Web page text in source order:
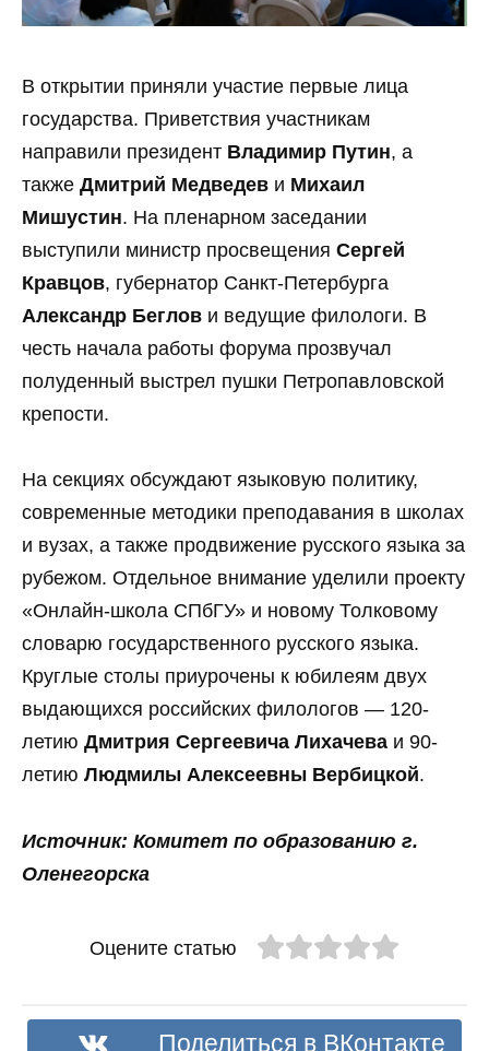
В открытии приняли участие первые лица
государства. Приветствия участникам
направили президент Владимир Путин, а
также Дмитрий Медведев и Михаил
Мишустин. На пленарном заседании
выступили министр просвещения Сергей
Кравцов, губернатор Санкт-Петербурга
Александр Беглов и ведущие филологи. В
честь начала работы форума прозвучал
полуденный выстрел пушки Петропавловской
крепости.
На секциях обсуждают языковую политику,
современные методики преподавания в школах
и вузах, а также продвижение русского языка за
рубежом. Отдельное внимание уделили проекту
«Онлайн-школа СПбГУ» и новому Толковому
словарю государственного русского языка.
Круглые столы приурочены к юбилеям двух
выдающихся российских филологов — 120-
летию Дмитрия Сергеевича Лихачева и 90-
летию Людмилы Алексеевны Вербицкой.
Источник: Комитет по образованию г.
Оленегорска
Оцените статью
Поделиться в ВКонтакте